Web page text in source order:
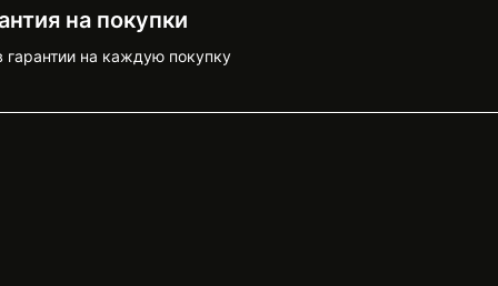
на покупки
гарантии на каждую покупку